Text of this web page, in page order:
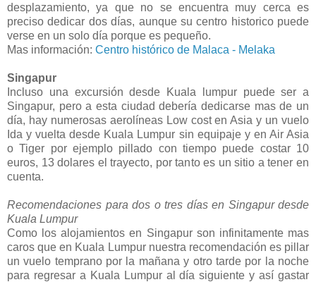
desplazamiento, ya que no se encuentra muy cerca es
preciso dedicar dos días, aunque su centro historico puede
verse en un solo día porque es pequeño.
Mas información: Centro histórico de Malaca - Melaka
Singapur
Incluso una excursión desde Kuala lumpur puede ser a
Singapur, pero a esta ciudad debería dedicarse mas de un
día, hay numerosas aerolíneas Low cost en Asia y un vuelo
Ida y vuelta desde Kuala Lumpur sin equipaje y en Air Asia
o Tiger por ejemplo pillado con tiempo puede costar 10
euros, 13 dolares el trayecto, por tanto es un sitio a tener en
cuenta.
Recomendaciones para dos o tres días en Singapur desde
Kuala Lumpur
Como los alojamientos en Singapur son infinitamente mas
caros que en Kuala Lumpur nuestra recomendación es pillar
un vuelo temprano por la mañana y otro tarde por la noche
para regresar a Kuala Lumpur al día siguiente y así gastar